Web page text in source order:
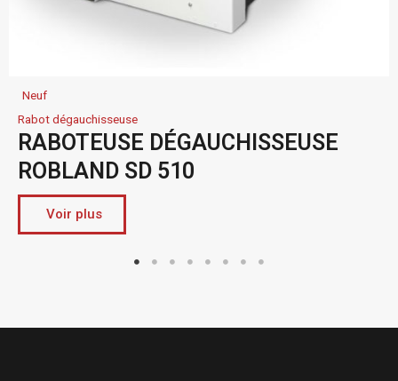
Neuf
Rabot dégauchisseuse
RABOTEUSE DÉGAUCHISSEUSE
ROBLAND SD 510
Voir plus